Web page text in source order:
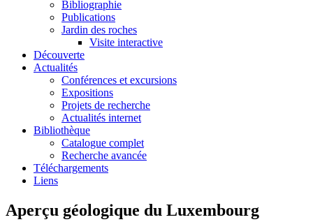
Bibliographie
Publications
Jardin des roches
Visite interactive
Découverte
Actualités
Conférences et excursions
Expositions
Projets de recherche
Actualités internet
Bibliothèque
Catalogue complet
Recherche avancée
Téléchargements
Liens
Aperçu géologique du Luxembourg